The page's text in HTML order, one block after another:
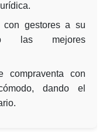
con gestores a su
las mejores
compraventa con
dando el